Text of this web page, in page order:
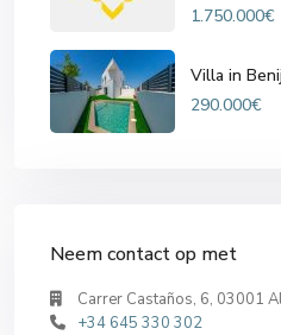
1.750.000€
Villa in
290.000€
Neem contact op met
Carrer Castaños, 6, 03001
+34 645 330 302